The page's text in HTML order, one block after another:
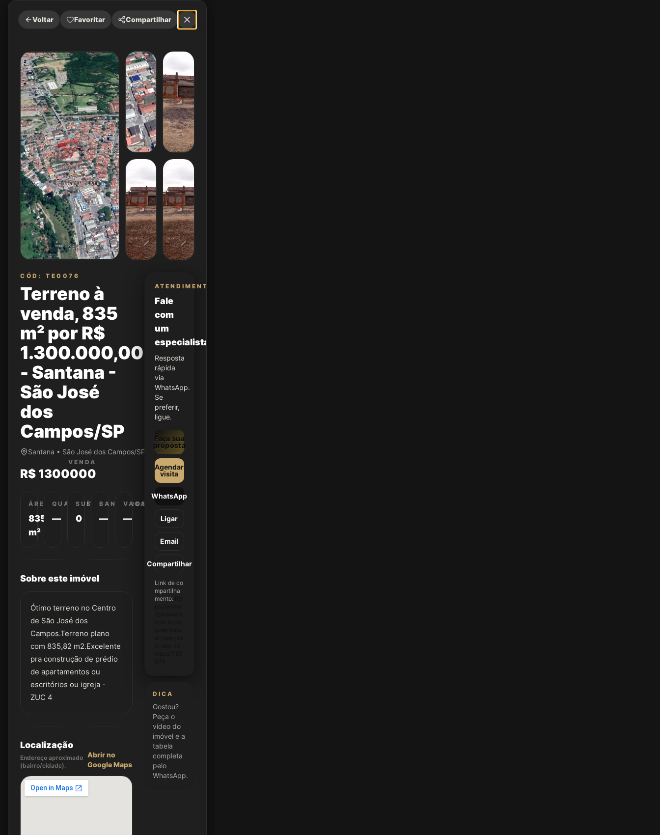
Voltar Favoritar Compartilhar
CÓD: TE0076
Terreno à
venda, 835
m² por R$
1.300.000,00
- Santana -
São José
dos
Campos/SP
Santana • São José dos Campos/SP
VENDA
R$ 1300000
ÁREA
835
m²
QUARTOS
—
SUÍTES
0
BANHEIROS
—
VAGAS
—
Sobre este imóvel
Ótimo terreno no Centro
de São José dos
Campos.Terreno plano
com 835,82 m2.Excelente
pra construção de prédio
de apartamentos ou
escritórios ou igreja -
ZUC 4
Localização
Endereço aproximado
(bairro/cidade).
Abrir no
Google Maps
ATENDIMENTO
Fale
com
um
especialista
Resposta
rápida
via
WhatsApp.
Se
preferir,
ligue.
Faça sua
proposta
Agendar
visita
WhatsApp
Ligar
Email
Compartilhar
Link de co
mpartilha
mento:
DICA
Gostou?
Peça o
vídeo do
imóvel e a
tabela
completa
pelo
WhatsApp.